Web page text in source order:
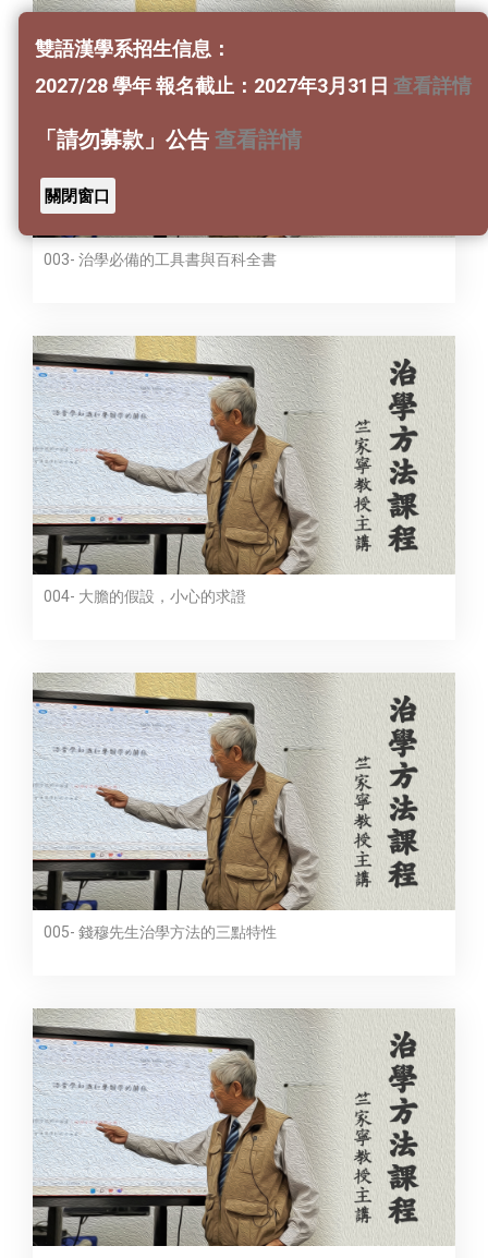
003- 治學必備的工具書與百科全書
004- 大膽的假設，小心的求證
005- 錢穆先生治學方法的三點特性
雙語漢學系招生信息：
2027/28 學年 報名截止：2027年3月31日 查看詳情
「請勿募款」公告 查看詳情
關閉窗口